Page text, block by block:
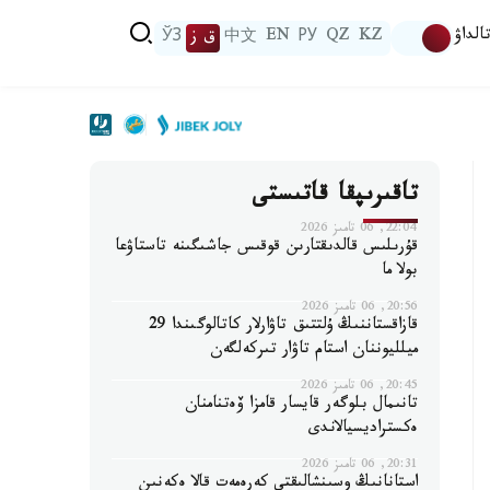
تالداۋ KZ
QZ
РУ
EN
中文 ق ز ЎЗ
تاقىرىپقا قاتىستى
22:04, 06 تامىز 2026
قۇرىلىس قالدىقتارىن قوقىس جاشىگىنە تاستاۋعا
بولا ما
20:56, 06 تامىز 2026
قازاقستاننىڭ ۇلتتىق تاۋارلار كاتالوگىندا 29
ميلليوننان استام تاۋار تىركەلگەن
20:45, 06 تامىز 2026
تانىمال بلوگەر قايسار قامزا ۆەتنامنان
ەكستراديسيالاندى
20:31, 06 تامىز 2026
استانانىڭ وسىنشالىقتى كەرەمەت قالا ەكەنىن